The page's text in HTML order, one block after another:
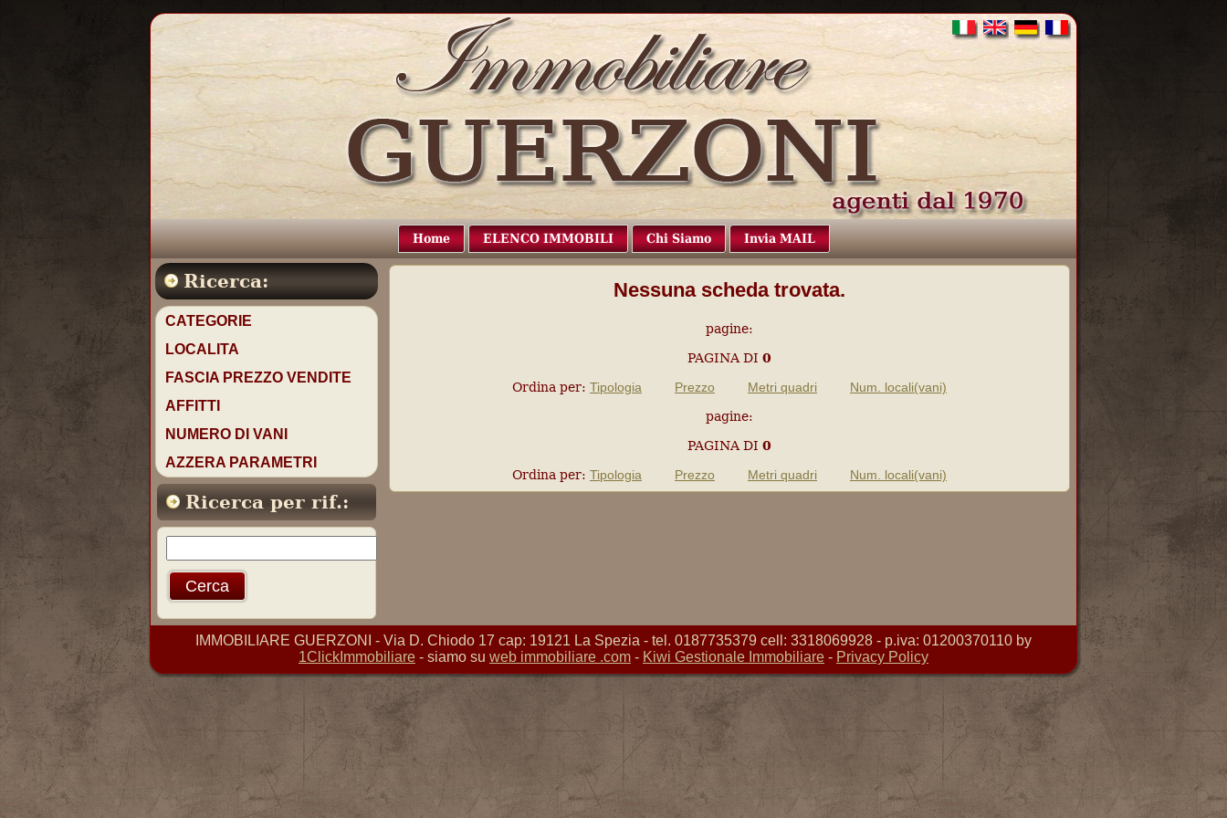
Home ELENCO IMMOBILI Chi Siamo Invia MAIL
Ricerca:
CATEGORIE
LOCALITA
FASCIA PREZZO VENDITE
AFFITTI
NUMERO DI VANI
AZZERA PARAMETRI
Ricerca per rif.:
Nessuna scheda trovata.
pagine:
PAGINA DI 0
Ordina per: Tipologia Prezzo Metri quadri
Num. locali(vani)
pagine:
PAGINA DI 0
Ordina per: Tipologia Prezzo Metri quadri Num. locali(vani)
IMMOBILIARE GUERZONI - Via D. Chiodo 17 cap: 19121 La Spezia - tel. 0187735379 cell: 3318069928 - p.iva: 01200370110 by
1ClickImmobiliare - siamo su web immobiliare .com - Kiwi Gestionale Immobiliare - Privacy Policy